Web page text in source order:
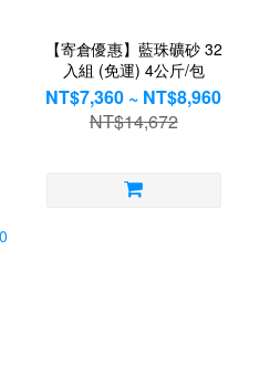
【寄倉優惠】藍珠礦砂 32
入組 (免運) 4公斤/包
NT$7,360 ~ NT$8,960
NT$14,672